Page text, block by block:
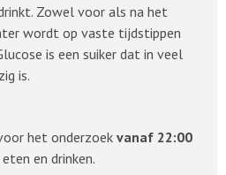
Zowel voor als na het
wordt op vaste tijdstippen
is een suiker dat in veel
is.
het onderzoek vanaf 22:00
en drinken.